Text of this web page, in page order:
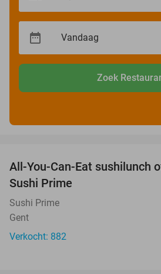
Zoek
All-You-Can-Eat sushilunch
Sushi Prime
Sushi Prime
Gent
Verkocht: 882